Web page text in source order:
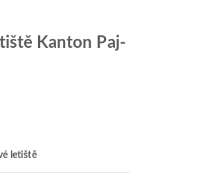
Kanton Paj-
letiště